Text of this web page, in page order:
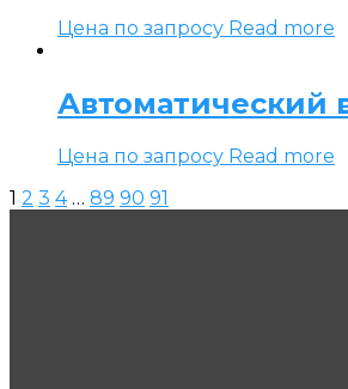
Цена по запросу Read more
Автоматический
Цена по запросу Read more
1 2 3 4 … 89 90 91